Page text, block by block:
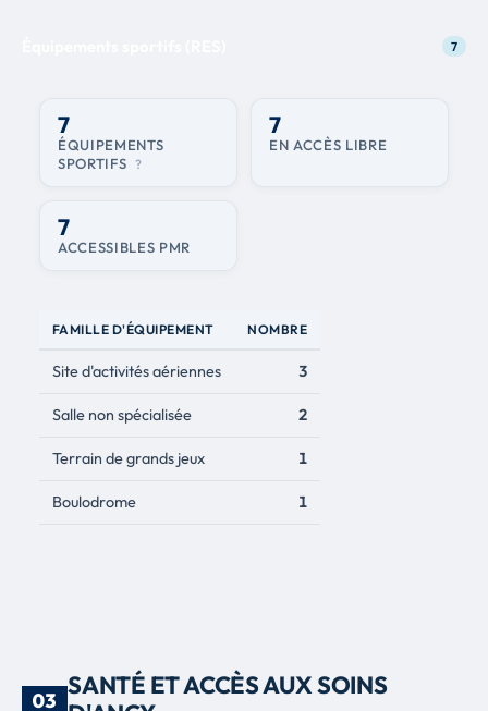
7
7
ÉQUIPEMENTS
SPORTIFS ?
7
EN ACCÈS LIBRE
7
ACCESSIBLES PMR
FAMILLE D'ÉQUIPEMENT NOMBRE
Site d'activités aériennes 3
Salle non spécialisée 2
Terrain de grands jeux 1
Boulodrome 1
03
SANTÉ ET ACCÈS AUX SOINS